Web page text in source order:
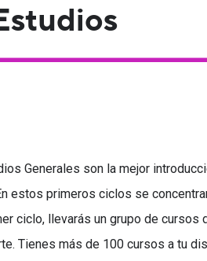
Generales son la mejor
estos primeros ciclos se
ciclo, llevarás un grupo de
Tienes más de 100 cursos a tu